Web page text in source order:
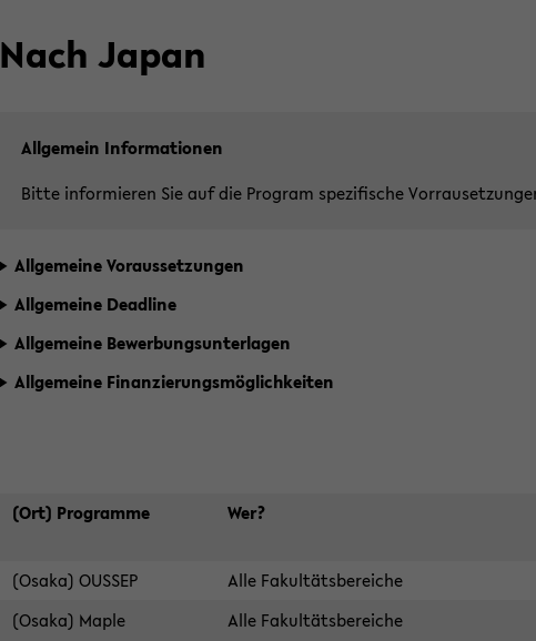
Nach Japan
All­ge­mein In­for­ma­tio­nen
Bitte in­for­mie­ren Sie auf die Pro­gram spe­zi­fi­sche
All­ge­mei­ne Vor­aus­set­zun­gen
All­ge­mei­ne Dead­line
All­ge­mei­ne Be­wer­bungs­un­ter­la­gen
All­ge­mei­ne Fi­nan­zie­rungs­mög­lich­kei­ten
(Ort) Pro­gram­me Wer?
(Osaka) OUSSEP
Alle Fa­kul­täts­be­rei­che
(Osaka) Maple
Alle Fa­kul­täts­be­rei­che